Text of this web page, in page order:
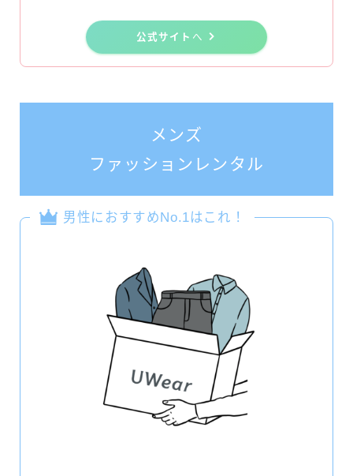
公式サイト へ
メンズ
ファッションレンタル
男性におすすめNo.1はこれ！